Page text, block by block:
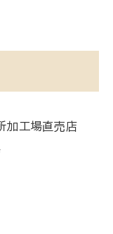
加工場直売店